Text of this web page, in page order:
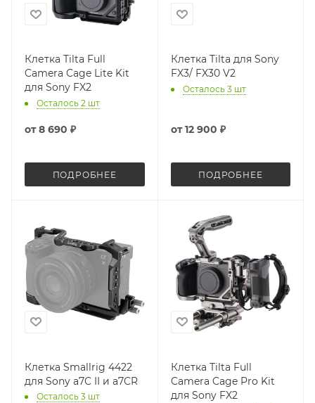
Клетка Tilta Full
Camera Cage Lite Kit
для Sony FX2
Осталось 2 шт
от8 690 ₽
ПОДРОБНЕЕ
Клетка Tilta для Sony
FX3/ FX30 V2
Осталось 3 шт
от12 900 ₽
ПОДРОБНЕЕ
Клетка Smallrig 4422
для Sony a7C II и a7CR
Осталось 3 шт
Клетка Tilta Full
Camera Cage Pro Kit
для Sony FX2